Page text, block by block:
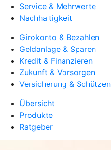
Service & Mehrwerte
Nachhaltigkeit
Girokonto & Bezahlen
Geldanlage & Sparen
Kredit & Finanzieren
Zukunft & Vorsorgen
Versicherung & Schützen
Übersicht
Produkte
Ratgeber